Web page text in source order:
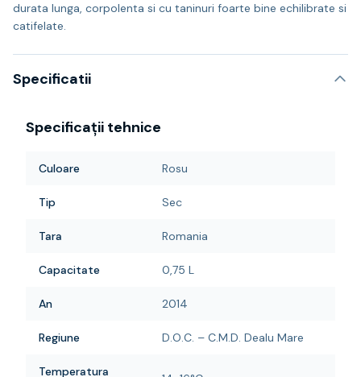
durata lunga, corpolenta si cu taninuri foarte bine echilibrate si
catifelate.
Specificatii
Specificații tehnice
Culoare Rosu
Tip Sec
Tara Romania
Capacitate 0,75 L
An 2014
Regiune D.O.C. – C.M.D. Dealu Mare
Temperatura